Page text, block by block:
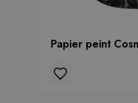
Papier peint